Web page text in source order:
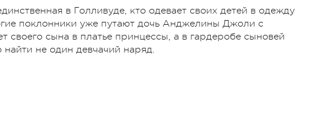
в Голливуде, кто одевает своих детей в одежду
поклонники уже путают дочь Анджелины Джоли с
своего сына в платье принцессы, а в гардеробе сыновей
не один девчачий наряд.